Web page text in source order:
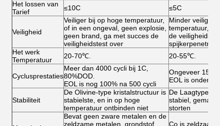
Het lossen van
Tarief
≤10C ≤5C
Veiligheid
Veiliger bij op hoge temperatuur,
of in een ongeval, geen explosie,
geen brand, ga met succes de
veiligheidstest over
Minder
temperatuur, of
de
Het werk
Temperatuur
20-70℃. 20-55℃.
Cyclusprestaties
Meer dan 4000 cycli bij 1C,
80%DOD.
EOL is nog 100% na 500 cycli
Ongeveer 1500
EOL is onder
Stabiliteit
De Olivine-type kristalstructuur is
stabielste, en in op hoge
temperatuur ontbinden niet
De Laagtype
stabiel,
storten
Bevat geen zware metalen en de
zeldzame metalen, grondstof
Co is zeldzaam